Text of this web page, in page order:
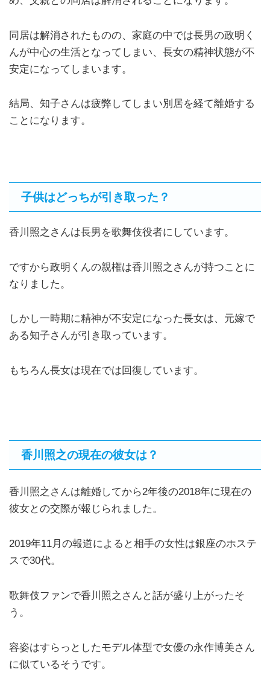
同居は解消されたものの、家庭の中では長男の政明く
んが中心の生活となってしまい、長女の精神状態が不
安定になってしまいます。
結局、知子さんは疲弊してしまい別居を経て離婚する
ことになります。
子供はどっちが引き取った？
香川照之さんは長男を歌舞伎役者にしています。
ですから政明くんの親権は香川照之さんが持つことに
なりました。
しかし一時期に精神が不安定になった長女は、元嫁で
ある知子さんが引き取っています。
もちろん長女は現在では回復しています。
香川照之の現在の彼女は？
香川照之さんは離婚してから2年後の2018年に現在の
彼女との交際が報じられました。
2019年11月の報道によると相手の女性は銀座のホステ
スで30代。
歌舞伎ファンで香川照之さんと話が盛り上がったそ
う。
容姿はすらっとしたモデル体型で女優の永作博美さん
に似ているそうです。